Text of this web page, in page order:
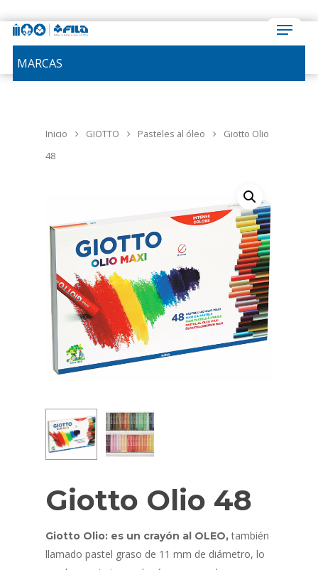
MARCAS
Inicio GIOTTO Pasteles al óleo
Giotto Olio
48
Giotto Olio 48
Giotto Olio: es un crayón al OLEO,también
llamado pastel graso de 11 mm de diámetro, lo